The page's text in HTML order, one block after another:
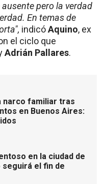
pero la verdad
En temas de
indicóAquino, ex
el ciclo que
Adrián Pallares.
narco familiar tras
en Buenos Aires:
en la ciudad de
seguirá el fin de